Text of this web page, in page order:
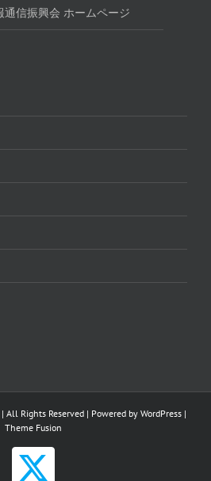
通信振興会 ホームページ
Rights Reserved | Powered by WordPress |
Theme Fusion